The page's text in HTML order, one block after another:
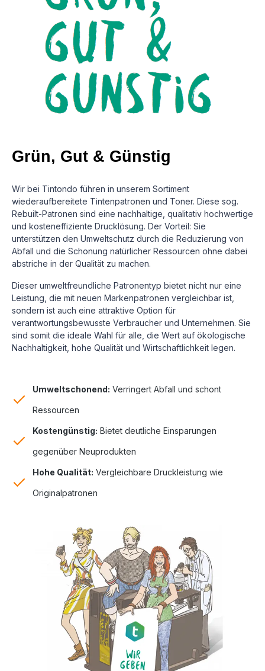
Grün, Gut & Günstig
Wir bei Tintondo führen in unserem Sortiment
wiederaufbereitete Tintenpatronen und Toner. Diese sog.
Rebuilt-Patronen sind eine nachhaltige, qualitativ hochwertige
und kosteneffiziente Drucklösung. Der Vorteil: Sie
unterstützen den Umweltschutz durch die Reduzierung von
Abfall und die Schonung natürlicher Ressourcen ohne dabei
abstriche in der Qualität zu machen.
Dieser umweltfreundliche Patronentyp bietet nicht nur eine
Leistung, die mit neuen Markenpatronen vergleichbar ist,
sondern ist auch eine attraktive Option für
verantwortungsbewusste Verbraucher und Unternehmen. Sie
sind somit die ideale Wahl für alle, die Wert auf ökologische
Nachhaltigkeit, hohe Qualität und Wirtschaftlichkeit legen.
Umweltschonend: Verringert Abfall und schont
Ressourcen
Kostengünstig: Bietet deutliche Einsparungen
gegenüber Neuprodukten
Hohe Qualität: Vergleichbare Druckleistung wie
Originalpatronen